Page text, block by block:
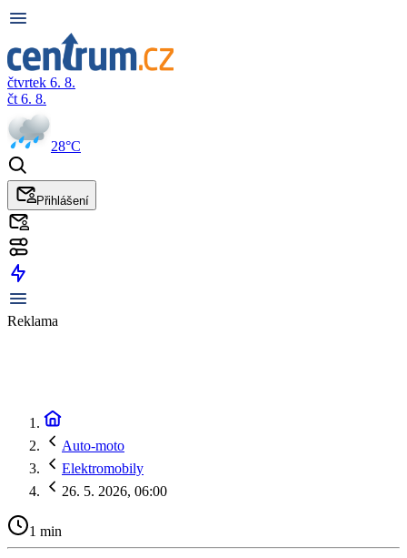
čtvrtek 6. 8.
čt 6. 8.
28°C
Přihlášení
Reklama
Auto-moto
Elektromobily
26. 5. 2026, 06:00
1 min